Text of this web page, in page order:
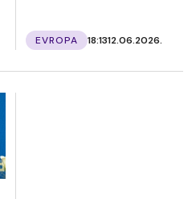
EVROPA 18:1312.06.2026.